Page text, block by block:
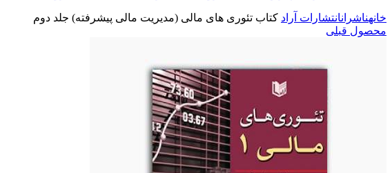
خانهناشرانانتشارات آراد کتاب تئوری های مالی (مدیریت مالی پیشرفته) جلد دوم
محصول قبلی